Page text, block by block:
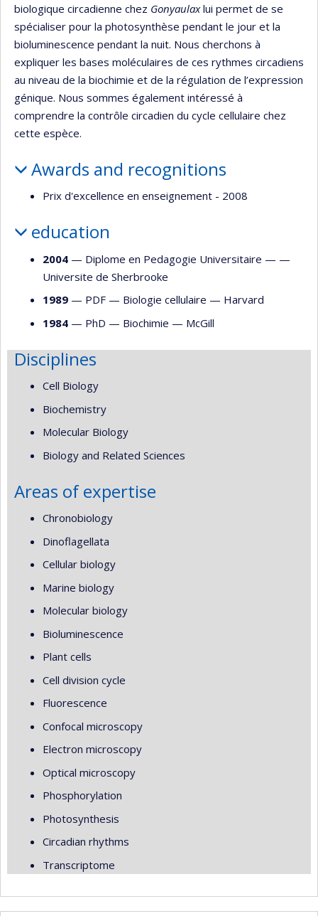
biologique circadienne chez Gonyaulaxlui permet de se
spécialiser pour la photosynthèse pendant le jour et la
bioluminescence pendant la nuit. Nous cherchons à
expliquer les bases moléculaires de ces rythmes circadiens
au niveau de la biochimie et de la régulation de l’expression
génique. Nous sommes également intéressé à
comprendre la contrôle circadien du cycle cellulaire chez
cette espèce.
Awards and recognitions
Prix d'excellence en enseignement - 2008
education
2004 — Diplome en Pedagogie Universitaire — —
Universite de Sherbrooke
1989 — PDF — Biologie cellulaire — Harvard
1984 — PhD — Biochimie — McGill
Disciplines
Cell Biology
Biochemistry
Molecular Biology
Biology and Related Sciences
Areas of expertise
Chronobiology
Dinoflagellata
Cellular biology
Marine biology
Molecular biology
Bioluminescence
Plant cells
Cell division cycle
Fluorescence
Confocal microscopy
Electron microscopy
Optical microscopy
Phosphorylation
Photosynthesis
Circadian rhythms
Transcriptome